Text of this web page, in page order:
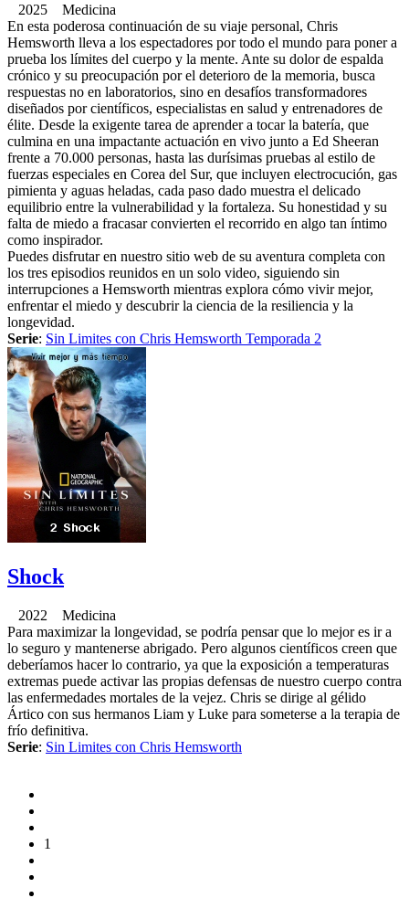
2025 Medicina
En esta poderosa continuación de su viaje personal, Chris
Hemsworth lleva a los espectadores por todo el mundo para poner a
prueba los límites del cuerpo y la mente. Ante su dolor de espalda
crónico y su preocupación por el deterioro de la memoria, busca
respuestas no en laboratorios, sino en desafíos transformadores
diseñados por científicos, especialistas en salud y entrenadores de
élite. Desde la exigente tarea de aprender a tocar la batería, que
culmina en una impactante actuación en vivo junto a Ed Sheeran
frente a 70.000 personas, hasta las durísimas pruebas al estilo de
fuerzas especiales en Corea del Sur, que incluyen electrocución, gas
pimienta y aguas heladas, cada paso dado muestra el delicado
equilibrio entre la vulnerabilidad y la fortaleza. Su honestidad y su
falta de miedo a fracasar convierten el recorrido en algo tan íntimo
como inspirador.
Puedes disfrutar en nuestro sitio web de su aventura completa con
los tres episodios reunidos en un solo video, siguiendo sin
interrupciones a Hemsworth mientras explora cómo vivir mejor,
enfrentar el miedo y descubrir la ciencia de la resiliencia y la
longevidad.
Serie: Sin Limites con Chris Hemsworth Temporada 2
Shock
2022 Medicina
Para maximizar la longevidad, se podría pensar que lo mejor es ir a
lo seguro y mantenerse abrigado. Pero algunos científicos creen que
deberíamos hacer lo contrario, ya que la exposición a temperaturas
extremas puede activar las propias defensas de nuestro cuerpo contra
las enfermedades mortales de la vejez. Chris se dirige al gélido
Ártico con sus hermanos Liam y Luke para someterse a la terapia de
frío definitiva.
Serie: Sin Limites con Chris Hemsworth
1